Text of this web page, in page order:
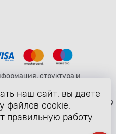
структура и
защищены российскими и
об охране
собственности (статьи 1259
Гражданского Кодекса
2006 года N 230-ФЗ).
сайта разрешено только с
наш сайт, вы даете
файлов cookie,
правильную работу